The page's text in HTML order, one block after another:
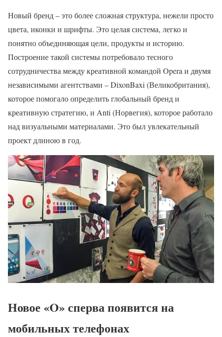
Новый бренд – это более сложная структура, нежели просто
цвета, иконки и шрифты. Это целая система, легко и
понятно объединяющая цели, продукты и историю.
Построение такой системы потребовало тесного
сотрудничества между креативной командой Opera и двумя
независимыми агентствами – DixonBaxi (Великобритания),
которое помогало определить глобальный бренд и
креативную стратегию, и Anti (Норвегия), которое работало
над визуальными материалами. Это был увлекательный
проект длиною в год.
Новое «O» сперва появится на
мобильных телефонах